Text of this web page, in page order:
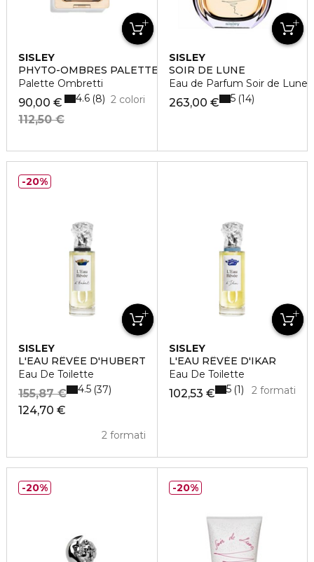
SISLEY
PHYTO-OMBRES PALETTE
Palette Ombretti
90,00 €
112,50 €
2 colori
4.6 8
SISLEY
SOIR DE LUNE
Eau de Parfum Soir de Lune
263,00 € 5 14
SISLEY
L'EAU RÊVÉE D'HUBERT
Eau De Toilette
124,70 €
155,87 €
2 formati
4.5 37
20%
SISLEY
L'EAU RÊVÉE D'IKAR
Eau De Toilette
102,53 € 2 formati
5 1
20% 20%